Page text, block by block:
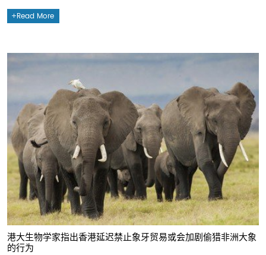
Read More
港大生物学家指出香港延迟禁止象牙贸易或会加剧偷猎非洲大象
的行为